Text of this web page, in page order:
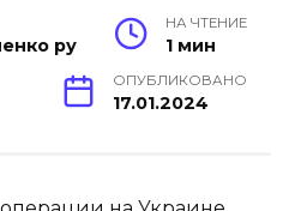
ру
НА ЧТЕНИЕ
1 мин
ОПУБЛИКОВАНО
17.01.2024